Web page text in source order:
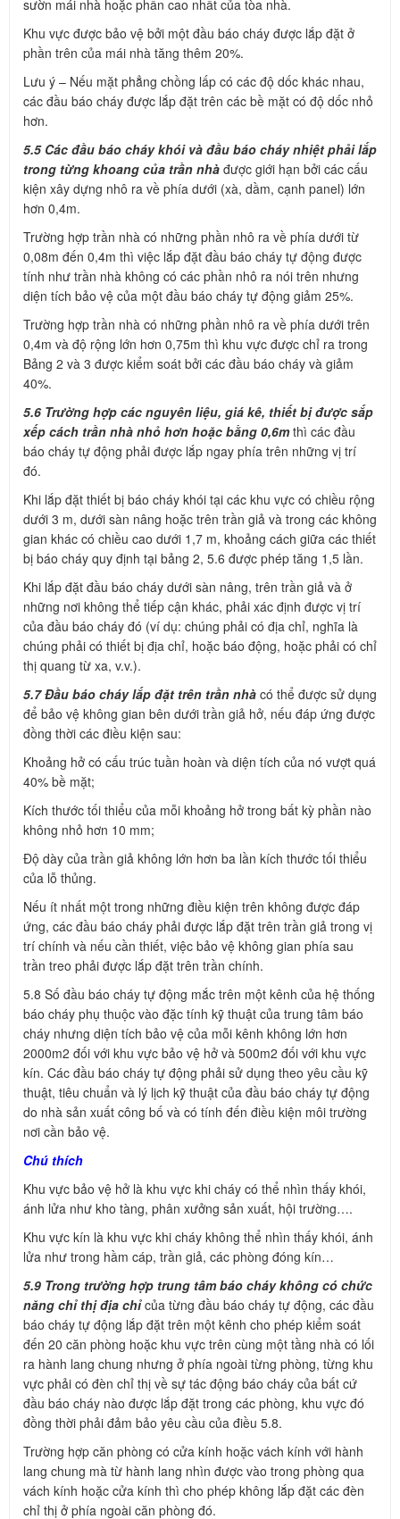
sườn mái nhà hoặc phần cao nhất của tòa nhà.
Khu vực được bảo vệ bởi một đầu báo cháy được lắp đặt ở
phần trên của mái nhà tăng thêm 20%.
Lưu ý – Nếu mặt phẳng chồng lấp có các độ dốc khác nhau,
các đầu báo cháy được lắp đặt trên các bề mặt có độ dốc nhỏ
hơn.
5.5 Các đầu báo cháy khói và đầu báo cháy nhiệt phải lắp
trong từng khoang của trần nhà được giới hạn bởi các cấu
kiện xây dựng nhô ra về phía dưới (xà, dầm, cạnh panel) lớn
hơn 0,4m.
Trường hợp trần nhà có những phần nhô ra về phía dưới từ
0,08m đến 0,4m thì việc lắp đặt đầu báo cháy tự động được
tính như trần nhà không có các phần nhô ra nói trên nhưng
diện tích bảo vệ của một đầu báo cháy tự động giảm 25%.
Trường hợp trần nhà có những phần nhô ra về phía dưới trên
0,4m và độ rộng lớn hơn 0,75m thì khu vực được chỉ ra trong
Bảng 2 và 3 được kiểm soát bởi các đầu báo cháy và giảm
40%.
5.6 Trường hợp các nguyên liệu, giá kê, thiết bị được sắp
xếp cách trần nhà nhỏ hơn hoặc bằng 0,6mthì các đầu
báo cháy tự động phải được lắp ngay phía trên những vị trí
đó.
Khi lắp đặt thiết bị báo cháy khói tại các khu vực có chiều rộng
dưới 3 m, dưới sàn nâng hoặc trên trần giả và trong các không
gian khác có chiều cao dưới 1,7 m, khoảng cách giữa các thiết
bị báo cháy quy định tại bảng 2, 5.6 được phép tăng 1,5 lần.
Khi lắp đặt đầu báo cháy dưới sàn nâng, trên trần giả và ở
những nơi không thể tiếp cận khác, phải xác định được vị trí
của đầu báo cháy đó (ví dụ: chúng phải có địa chỉ, nghĩa là
chúng phải có thiết bị địa chỉ, hoặc báo động, hoặc phải có chỉ
thị quang từ xa, v.v.).
5.7 Đầu báo cháy lắp đặt trên trần nhà có thể được sử dụng
để bảo vệ không gian bên dưới trần giả hở, nếu đáp ứng được
đồng thời các điều kiện sau:
Khoảng hở có cấu trúc tuần hoàn và diện tích của nó vượt quá
40% bề mặt;
Kích thước tối thiểu của mỗi khoảng hở trong bất kỳ phần nào
không nhỏ hơn 10 mm;
Độ dày của trần giả không lớn hơn ba lần kích thước tối thiểu
của lỗ thủng.
Nếu ít nhất một trong những điều kiện trên không được đáp
ứng, các đầu báo cháy phải được lắp đặt trên trần giả trong vị
trí chính và nếu cần thiết, việc bảo vệ không gian phía sau
trần treo phải được lắp đặt trên trần chính.
5.8 Số đầu báo cháy tự động mắc trên một kênh của hệ thống
báo cháy phụ thuộc vào đặc tính kỹ thuật của trung tâm báo
cháy nhưng diện tích bảo vệ của mỗi kênh không lớn hơn
2000m2 đối với khu vực bảo vệ hở và 500m2 đối với khu vực
kín. Các đầu báo cháy tự động phải sử dụng theo yêu cầu kỹ
thuật, tiêu chuẩn và lý lịch kỹ thuật của đầu báo cháy tự động
do nhà sản xuất công bố và có tính đến điều kiện môi trường
nơi cần bảo vệ.
Chú thích
Khu vực bảo vệ hở là khu vực khi cháy có thể nhìn thấy khói,
ánh lửa như kho tàng, phân xưởng sản xuất, hội trường….
Khu vực kín là khu vực khi cháy không thể nhìn thấy khói, ánh
lửa như trong hầm cáp, trần giả, các phòng đóng kín…
5.9 Trong trường hợp trung tâm báo cháy không có chức
năng chỉ thị địa chỉcủa từng đầu báo cháy tự động, các đầu
báo cháy tự động lắp đặt trên một kênh cho phép kiểm soát
đến 20 căn phòng hoặc khu vực trên cùng một tầng nhà có lối
ra hành lang chung nhưng ở phía ngoài từng phòng, từng khu
vực phải có đèn chỉ thị về sự tác động báo cháy của bất cứ
đầu báo cháy nào được lắp đặt trong các phòng, khu vực đó
đồng thời phải đảm bảo yêu cầu của điều 5.8.
Trường hợp căn phòng có cửa kính hoặc vách kính với hành
lang chung mà từ hành lang nhìn được vào trong phòng qua
vách kính hoặc cửa kính thì cho phép không lắp đặt các đèn
chỉ thị ở phía ngoài căn phòng đó.